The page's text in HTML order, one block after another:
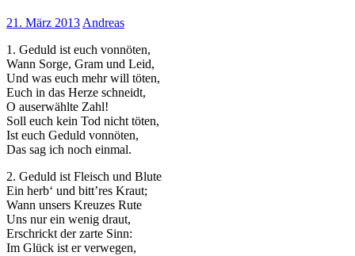
21. März 2013 Andreas
1. Geduld ist euch vonnöten,
Wann Sorge, Gram und Leid,
Und was euch mehr will töten,
Euch in das Herze schneidt,
O auserwählte Zahl!
Soll euch kein Tod nicht töten,
Ist euch Geduld vonnöten,
Das sag ich noch einmal.
2. Geduld ist Fleisch und Blute
Ein herb‘ und bitt’res Kraut;
Wann unsers Kreuzes Rute
Uns nur ein wenig draut,
Erschrickt der zarte Sinn:
Im Glück ist er verwegen,